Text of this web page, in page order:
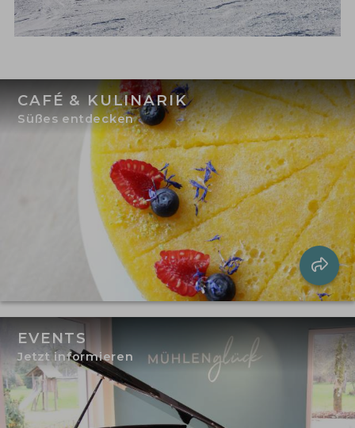
CAFÉ & KULINARIK
Süßes entdecken
EVENTS
Jetzt informieren